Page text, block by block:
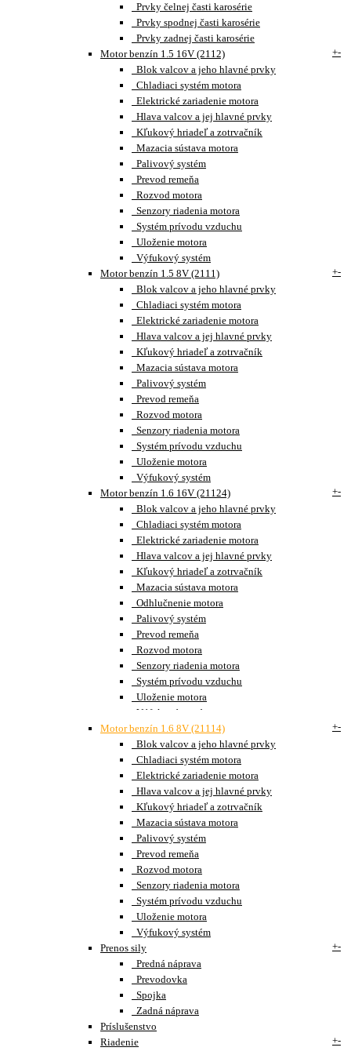
Prvky čelnej časti karosérie
Prvky spodnej časti karosérie
Prvky zadnej časti karosérie
Motor benzín 1.5 16V (2112)
+-
Blok valcov a jeho hlavné prvky
Chladiaci systém motora
Elektrické zariadenie motora
Hlava valcov a jej hlavné prvky
Kľukový hriadeľ a zotrvačník
Mazacia sústava motora
Palivový systém
Prevod remeňa
Rozvod motora
Senzory riadenia motora
Systém prívodu vzduchu
Uloženie motora
Výfukový systém
Motor benzín 1.5 8V (2111)
+-
Blok valcov a jeho hlavné prvky
Chladiaci systém motora
Elektrické zariadenie motora
Hlava valcov a jej hlavné prvky
Kľukový hriadeľ a zotrvačník
Mazacia sústava motora
Palivový systém
Prevod remeňa
Rozvod motora
Senzory riadenia motora
Systém prívodu vzduchu
Uloženie motora
Výfukový systém
Motor benzín 1.6 16V (21124)
+-
Blok valcov a jeho hlavné prvky
Chladiaci systém motora
Elektrické zariadenie motora
Hlava valcov a jej hlavné prvky
Kľukový hriadeľ a zotrvačník
Mazacia sústava motora
Odhlučnenie motora
Palivový systém
Prevod remeňa
Rozvod motora
Senzory riadenia motora
Systém prívodu vzduchu
Uloženie motora
Výfukový systém
Motor benzín 1.6 8V (21114)
+-
Blok valcov a jeho hlavné prvky
Chladiaci systém motora
Elektrické zariadenie motora
Hlava valcov a jej hlavné prvky
Kľukový hriadeľ a zotrvačník
Mazacia sústava motora
Palivový systém
Prevod remeňa
Rozvod motora
Senzory riadenia motora
Systém prívodu vzduchu
Uloženie motora
Výfukový systém
Prenos sily
+-
Predná náprava
Prevodovka
Spojka
Zadná náprava
Príslušenstvo
Riadenie
+-